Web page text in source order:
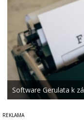
Software Gerulata k